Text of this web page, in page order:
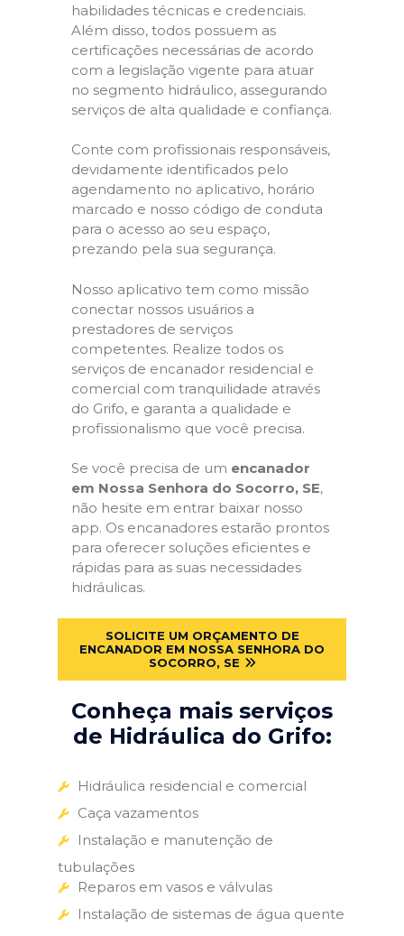
habilidades técnicas e credenciais.
Além disso, todos possuem as
certificações necessárias de acordo
com a legislação vigente para atuar
no segmento hidráulico, assegurando
serviços de alta qualidade e confiança.
Conte com profissionais responsáveis,
devidamente identificados pelo
agendamento no aplicativo, horário
marcado e nosso código de conduta
para o acesso ao seu espaço,
prezando pela sua segurança.
Nosso aplicativo tem como missão
conectar nossos usuários a
prestadores de serviços
competentes. Realize todos os
serviços de encanador residencial e
comercial com tranquilidade através
do Grifo, e garanta a qualidade e
profissionalismo que você precisa.
Se você precisa de um encanador
em Nossa Senhora do Socorro, SE,
não hesite em entrar baixar nosso
app. Os encanadores estarão prontos
para oferecer soluções eficientes e
rápidas para as suas necessidades
hidráulicas.
SOLICITE UM ORÇAMENTO DE
ENCANADOR EM NOSSA SENHORA DO
SOCORRO, SE
Conheça mais serviços
de Hidráulica do Grifo:
Hidráulica residencial e comercial
Caça vazamentos
Instalação e manutenção de
tubulações
Reparos em vasos e válvulas
Instalação de sistemas de água quente